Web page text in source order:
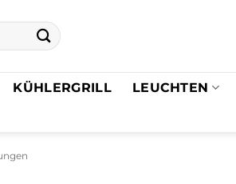
KÜHLERGRILL LEUCHTEN